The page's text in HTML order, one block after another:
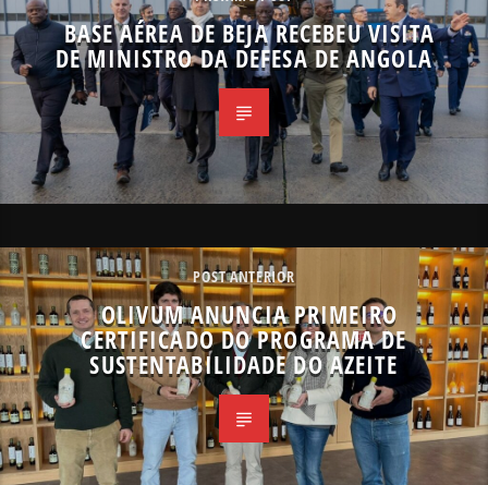
BASE AÉREA DE BEJA RECEBEU VISITA
DE MINISTRO DA DEFESA DE ANGOLA
POST ANTERIOR
OLIVUM ANUNCIA PRIMEIRO
CERTIFICADO DO PROGRAMA DE
SUSTENTABILIDADE DO AZEITE